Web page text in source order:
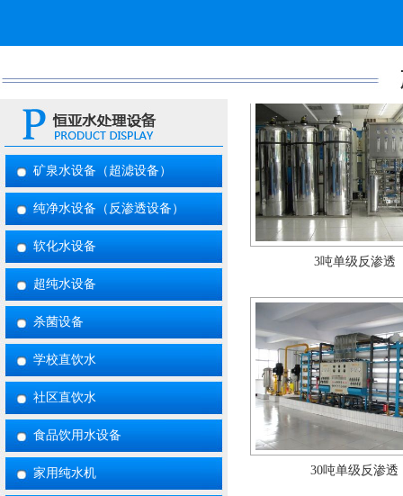
3吨单级反渗透
30吨单级反渗透
矿泉水设备（超滤设备）
纯净水设备（反渗透设备）
软化水设备
超纯水设备
杀菌设备
学校直饮水
社区直饮水
食品饮用水设备
家用纯水机